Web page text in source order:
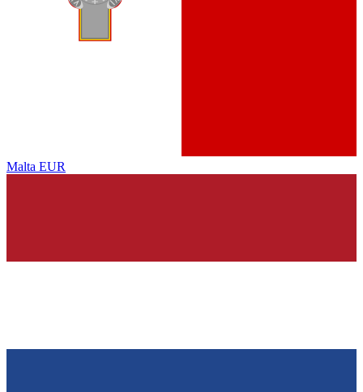
Malta EUR